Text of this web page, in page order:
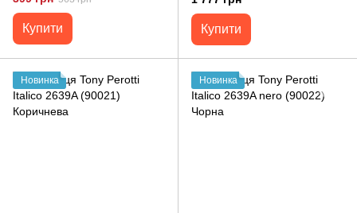
Купити Купити
Новинка Новинка